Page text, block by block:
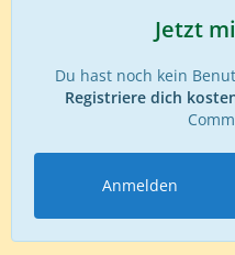
Jetzt
Du hast noch kein
Registriere dich
Anmelden